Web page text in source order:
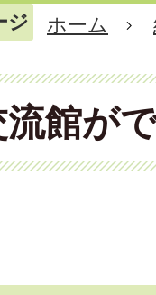
ジ ホーム
流館が